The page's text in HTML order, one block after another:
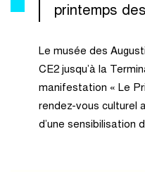
printemps
Le musée des
CE2 jusqu’à la
manifestation « Le
rendez-vous culturel
d’une sensibilisation